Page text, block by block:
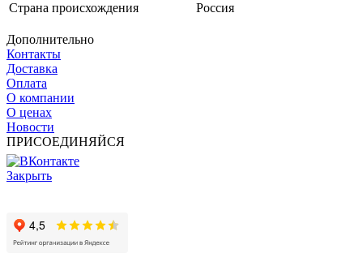
Страна происхождения
Россия
Дополнительно
Контакты
Доставка
Оплата
О компании
О ценах
Новости
ПРИСОЕДИНЯЙСЯ
Закрыть